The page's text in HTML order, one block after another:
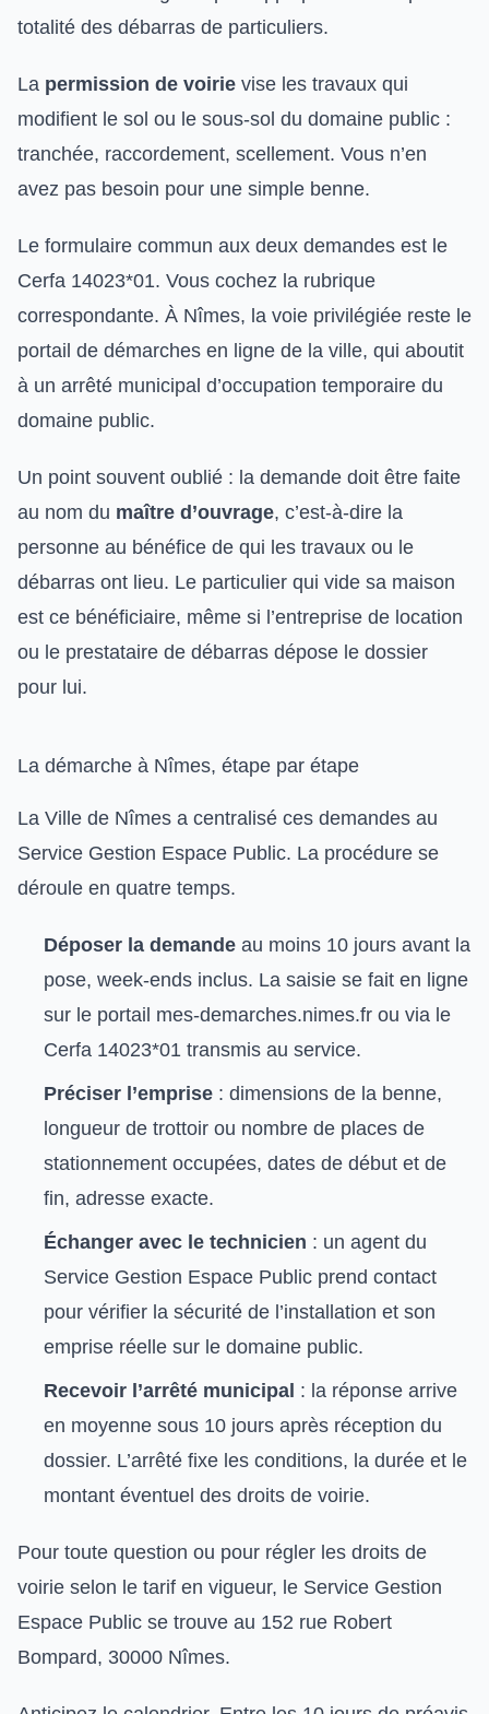
totalité des débarras de particuliers.
La permission de voirie vise les travaux qui
modifient le sol ou le sous-sol du domaine public :
tranchée, raccordement, scellement. Vous n’en
avez pas besoin pour une simple benne.
Le formulaire commun aux deux demandes est le
Cerfa 14023*01. Vous cochez la rubrique
correspondante. À Nîmes, la voie privilégiée reste le
portail de démarches en ligne de la ville, qui aboutit
à un arrêté municipal d’occupation temporaire du
domaine public.
Un point souvent oublié : la demande doit être faite
au nom du maître d’ouvrage, c’est-à-dire la
personne au bénéfice de qui les travaux ou le
débarras ont lieu. Le particulier qui vide sa maison
est ce bénéficiaire, même si l’entreprise de location
ou le prestataire de débarras dépose le dossier
pour lui.
La démarche à Nîmes, étape par étape
La Ville de Nîmes a centralisé ces demandes au
Service Gestion Espace Public. La procédure se
déroule en quatre temps.
Déposer la demande au moins 10 jours avant la
pose, week-ends inclus. La saisie se fait en ligne
sur le portail mes-demarches.nimes.fr ou via le
Cerfa 14023*01 transmis au service.
Préciser l’emprise : dimensions de la benne,
longueur de trottoir ou nombre de places de
stationnement occupées, dates de début et de
fin, adresse exacte.
Échanger avec le technicien : un agent du
Service Gestion Espace Public prend contact
pour vérifier la sécurité de l’installation et son
emprise réelle sur le domaine public.
Recevoir l’arrêté municipal : la réponse arrive
en moyenne sous 10 jours après réception du
dossier. L’arrêté fixe les conditions, la durée et le
montant éventuel des droits de voirie.
Pour toute question ou pour régler les droits de
voirie selon le tarif en vigueur, le Service Gestion
Espace Public se trouve au 152 rue Robert
Bompard, 30000 Nîmes.